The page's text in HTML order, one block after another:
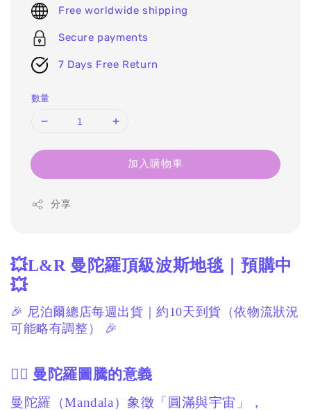
Free worldwide shipping
Secure payments
7 Days Free Return
數量
加入購物車
分享
💥L&R 曼陀羅頂級波斯地毯｜預購中
💥
🎉 尼泊爾總店每週出貨｜約10天到貨（依物流狀況
可能略有調整） 🎉
🧘‍♀️ 曼陀羅圖騰的意義
曼陀羅（Mandala）象徵「圓滿與宇宙」，